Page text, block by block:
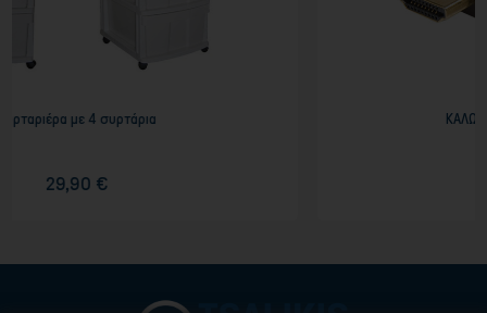
ΚΑΛΩΔΙΟ ST@R HDMI-HDMI 5m